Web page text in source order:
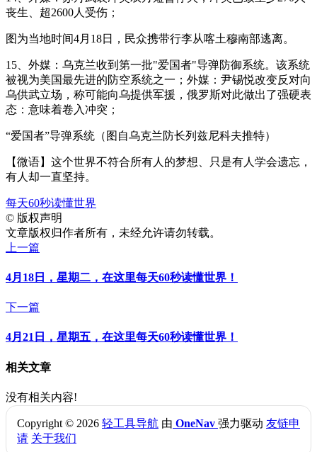
丧生、超2600人受伤；
图为当地时间4月18日，民众携带行李从喀土穆南部逃离。
15、外媒：乌克兰收到第一批"爱国者"导弹防御系统。该系统
被视为美国最先进的防空系统之一；外媒：尹锡悦改变反对向
乌供武立场，称可能向乌提供军援，俄罗斯对此做出了强硬表
态：意味着卷入冲突；
“爱国者”导弹系统（图自乌克兰防长列兹尼科夫推特）
【微语】这个世界不符合所有人的梦想、只是有人学会遗忘，
有人却一直坚持。
每天60秒读懂世界
© 版权声明
文章版权归作者所有，未经允许请勿转载。
上一篇
4月18日，星期二，在这里每天60秒读懂世界！
下一篇
4月21日，星期五，在这里每天60秒读懂世界！
相关文章
没有相关内容!
Copyright © 2026 轻工具导航 由 OneNav 强力驱动 友链申
请 关于我们